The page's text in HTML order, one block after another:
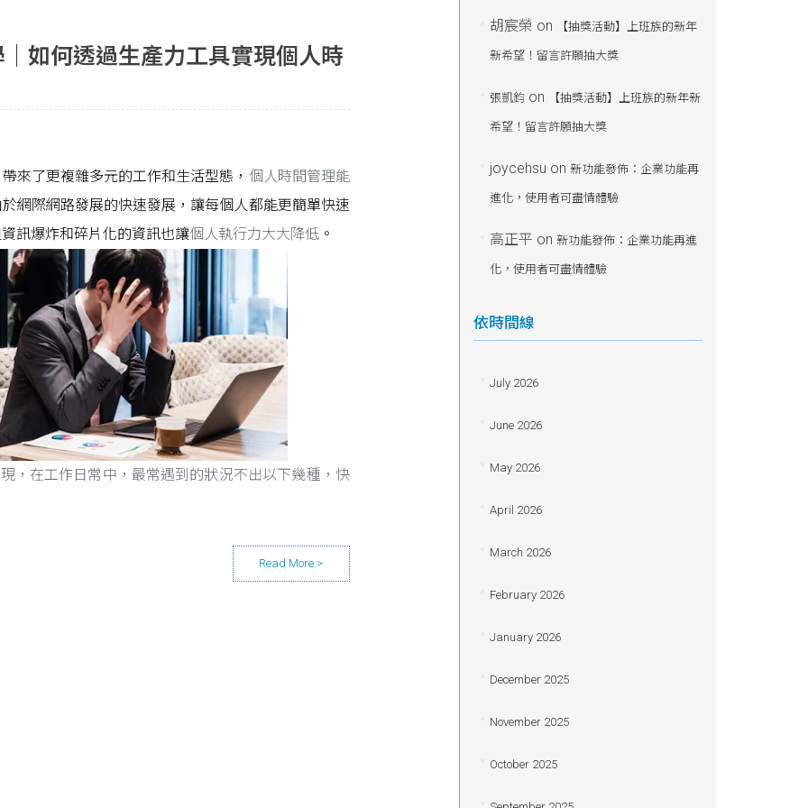
如何透過生產力工具實現個人時
來了更複雜多元的工作和生活型態， 個人時間管理能
網際網路發展的快速發展，讓每個人都能更簡單快速
訊爆炸和碎片化的資訊也讓個人執行力大大降低 。
，在工作日常中，最常遇到的狀況不出以下幾種，快
胡宸榮 on 【抽獎活動】上班族的新年
新希望！留言許願抽大獎
張凱鈞on 【抽獎活動】上班族的新年新
希望！留言許願抽大獎
joycehsu on 新功能發佈：企業功能再
進化，使用者可盡情體驗
高正平 on 新功能發佈：企業功能再進
化，使用者可盡情體驗
依時間線
July 2026
June 2026
May 2026
April 2026
March 2026
February 2026
January 2026
December 2025
November 2025
October 2025